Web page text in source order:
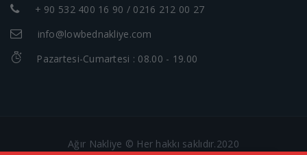
+ 90 532 400 16 90 / 0216 212 00 27
info@lowbednakliye.com
Pazartesi-Cumartesi : 08.00 - 19.00
Ağır Nakliye © Her hakkı saklıdır.2020